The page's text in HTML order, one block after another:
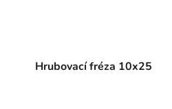
Hrubovací fréza 10x25